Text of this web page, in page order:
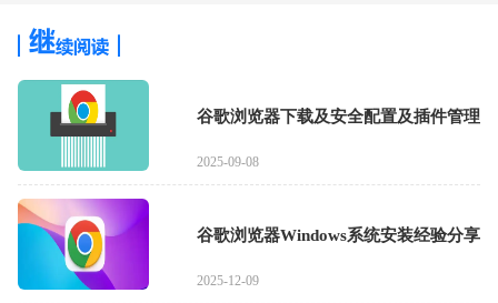
谷歌浏览器下载及安全配置及插件管理
2025-09-08
谷歌浏览器Windows系统安装经验分享
2025-12-09